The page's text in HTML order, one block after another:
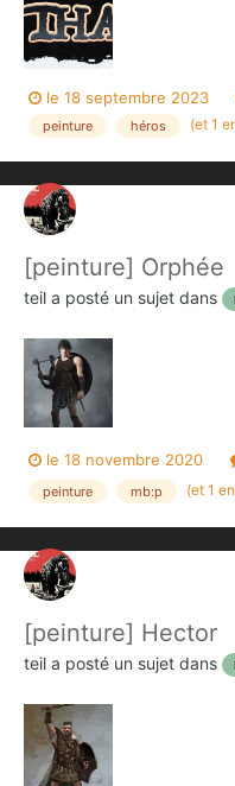
le 18 septembre 2023
peinture héros (et 1
[peinture] Orphée
teil a posté un sujet dans
le 18 novembre 2020
peinture mb:p (et 1
[peinture] Hector
teil a posté un sujet dans